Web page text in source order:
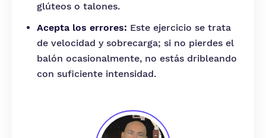
glúteos o talones.
Acepta los errores: Este ejercicio se trata
de velocidad y sobrecarga; si no pierdes el
balón ocasionalmente, no estás dribleando
con suficiente intensidad.